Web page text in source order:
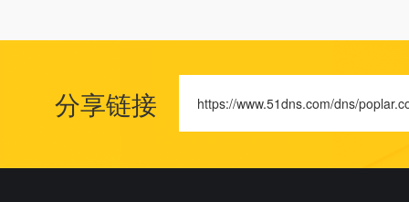
分享链接 https://www.51dns.com/dns/